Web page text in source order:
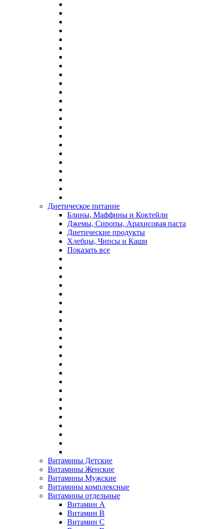
Диетическое питание
Блины, Маффины и Коктейли
Джемы, Сиропы, Арахисовая паста
Диетические продукты
Хлебцы, Чипсы и Каши
Показать все
Витамины Детские
Витамины Женские
Витамины Мужские
Витамины комплексные
Витамины отдельные
Витамин A
Витамин B
Витамин C